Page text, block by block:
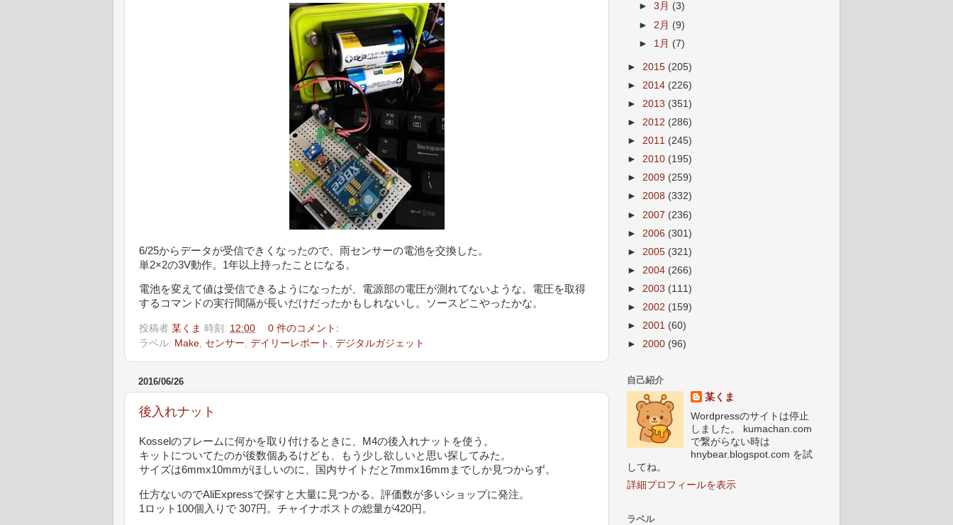
6/25からデータが受信できくなったので、雨センサーの電池を交換した。
単2×2の3V動作。1年以上持ったことになる。
電池を変えて値は受信できるようになったが、電源部の電圧が測れてないような。電圧を取得
するコマンドの実行間隔が長いだけだったかもしれないし。ソースどこやったかな。
投稿者 某くま 時刻: 12:00
0 件のコメント:
ラベル: Make, センサー, デイリーレポート , デジタルガジェット
2016/06/26
後入れナット
Kosselのフレームに何かを取り付けるときに、M4の後入れナットを使う。
キットについてたのが後数個あるけども、もう少し欲しいと思い探してみた。
サイズは6mmx10mmがほしいのに、国内サイトだと7mmx16mmまでしか見つからず。
仕方ないのでAliExpressで探すと大量に見つかる。評価数が多いショップに発注。
1ロット100個入りで 307円。チャイナポストの総量が420円。
►3月 (3)
► 2月 (9)
► 1月 (7)
► 2015 (205)
► 2014 (226)
► 2013 (351)
► 2012 (286)
► 2011 (245)
► 2010 (195)
► 2009 (259)
► 2008 (332)
► 2007 (236)
► 2006 (301)
► 2005 (321)
► 2004 (266)
► 2003 (111)
► 2002 (159)
► 2001 (60)
► 2000 (96)
自己紹介
某くま
Wordpressのサイトは停止
しました。 kumachan.com
で繋がらない時は
hnybear.blogspot.com を試
してね。
詳細プロフィールを表示
ラベル